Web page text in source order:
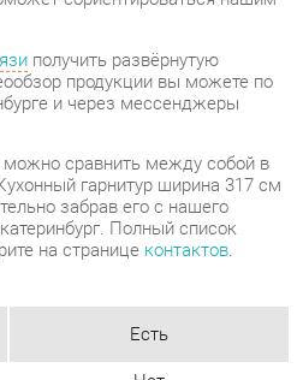
сравнить между собой в
забрав его с нашего
Полный список
на страницеконтактов.
Есть
Нет
Стекло тонированное
Белый шпон/белый глянец
маргарита